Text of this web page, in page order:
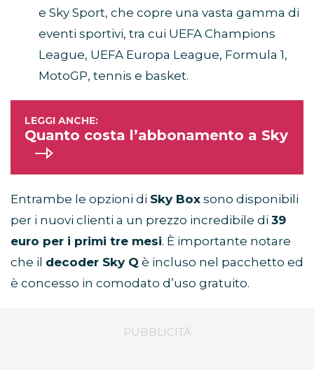
e Sky Sport, che copre una vasta gamma di
eventi sportivi, tra cui UEFA Champions
League, UEFA Europa League, Formula 1,
MotoGP, tennis e basket.
Quanto costa l’abbonamento a Sky
Entrambe le opzioni di Sky Box sono disponibili
per i nuovi clienti a un prezzo incredibile di 39
euro per i primi tre mesi. È importante notare
che il decoder Sky Q è incluso nel pacchetto ed
è concesso in comodato d’uso gratuito.